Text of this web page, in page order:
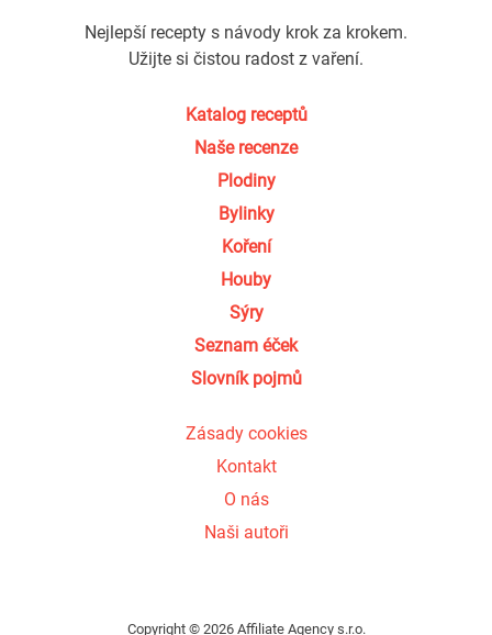
Nejlepší recepty s návody krok za krokem.
Užijte si čistou radost z vaření.
Katalog receptů
Naše recenze
Plodiny
Bylinky
Koření
Houby
Sýry
Seznam éček
Slovník pojmů
Zásady cookies
Kontakt
O nás
Naši autoři
Copyright © 2026 Affiliate Agency s.r.o.